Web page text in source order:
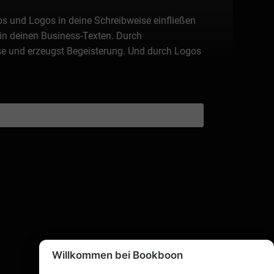
und Logos in deine Schreibweise einfließen
deinen Business-Texten. Durch
erzeugst Begeisterung. Und durch Logos
Willkommen bei Bookboon